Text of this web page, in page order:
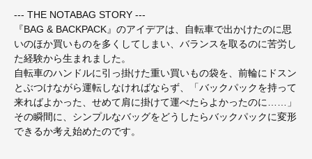
--- THE NOTABAG STORY ---
『BAG & BACKPACK』のアイデアは、自転車で出かけたのに思
いのほか買いものを多くしてしまい、バランスを取るのに苦労し
た経験から生まれました。
自転車のハンドルに引っ掛けた重い買いもの袋を、前輪にドスン
とぶつけながら運転しなければならず、「バックパックを持って
来ればよかった、せめて肩に掛けて運べたらよかったのに……」
その瞬間に、シンプルなバッグをどうしたらバックパックに変形
できるか考え始めたのです。